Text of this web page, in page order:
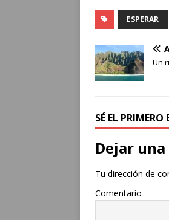
ESPERAR
Un
SÉ EL
Dejar
Tu dirección de
Comentario